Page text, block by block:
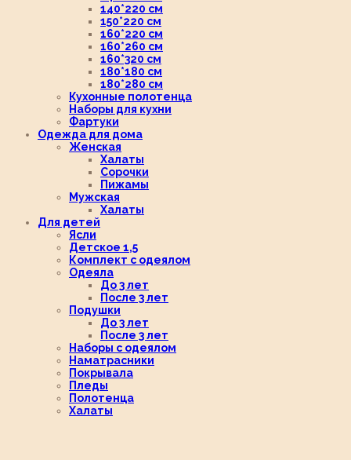
140*220 см
150*220 см
160*220 см
160*260 см
160*320 см
180*180 см
180*280 см
Кухонные полотенца
Наборы для кухни
Фартуки
Одежда для дома
Женская
Халаты
Сорочки
Пижамы
Мужская
Халаты
Для детей
Ясли
Детское 1,5
Комплект с одеялом
Одеяла
До 3 лет
После 3 лет
Подушки
До 3 лет
После 3 лет
Наборы с одеялом
Наматрасники
Покрывала
Пледы
Полотенца
Халаты